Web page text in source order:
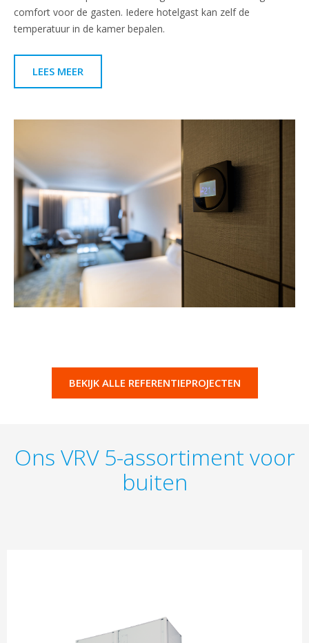
comfort voor de gasten. Iedere hotelgast kan zelf de
temperatuur in de kamer bepalen.
LEES MEER
BEKIJK ALLE REFERENTIEPROJECTEN
Ons VRV 5-assortiment voor
buiten